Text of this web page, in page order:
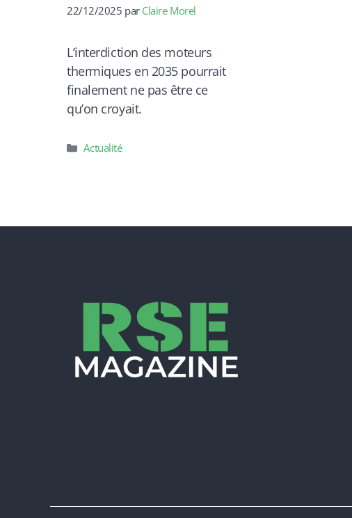
22/12/2025 par Claire Morel
L’interdiction des moteurs
thermiques en 2035 pourrait
finalement ne pas être ce
qu’on croyait.
Catégories
Actualité